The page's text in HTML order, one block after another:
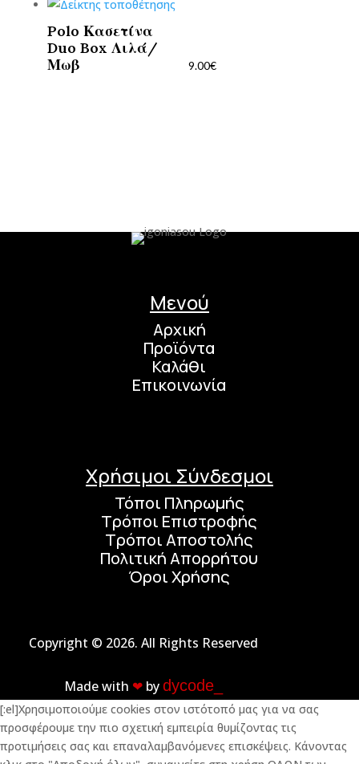
Polo Κασετίνα
Duo Box Λιλά/
Μωβ
9.00€
Μενού
Αρχική
Προϊόντα
Καλάθι
Επικοινωνία
Χρήσιμοι Σύνδεσμοι
Τόποι Πληρωμής
Τρόποι Επιστροφής
Τρόποι Αποστολής
Πολιτική Απορρήτου
Όροι Χρήσης
Copyright © 2026. All Rights Reserved
Made with ❤︎ bydycode_
[:el]Χρησιμοποιούμε cookies στον ιστότοπό μας για να σας
προσφέρουμε την πιο σχετική εμπειρία θυμίζοντας τις
προτιμήσεις σας και επαναλαμβανόμενες επισκέψεις. Κάνοντας